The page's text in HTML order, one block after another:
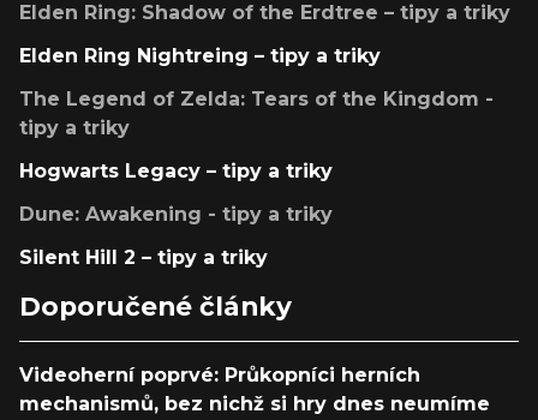
Elden Ring: Shadow of the Erdtree – tipy a triky
Elden Ring Nightreing – tipy a triky
The Legend of Zelda: Tears of the Kingdom -
tipy a triky
Hogwarts Legacy – tipy a triky
Dune: Awakening - tipy a triky
Silent Hill 2 – tipy a triky
Doporučené články
Videoherní poprvé: Průkopníci herních
mechanismů, bez nichž si hry dnes neumíme